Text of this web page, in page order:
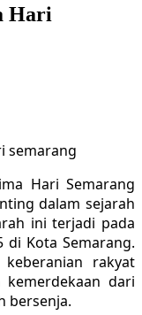
Hari
Hari Semarang
dalam sejarah
ini terjadi pada
Kota Semarang.
rakyat
kemerdekaan dari
bersenja.